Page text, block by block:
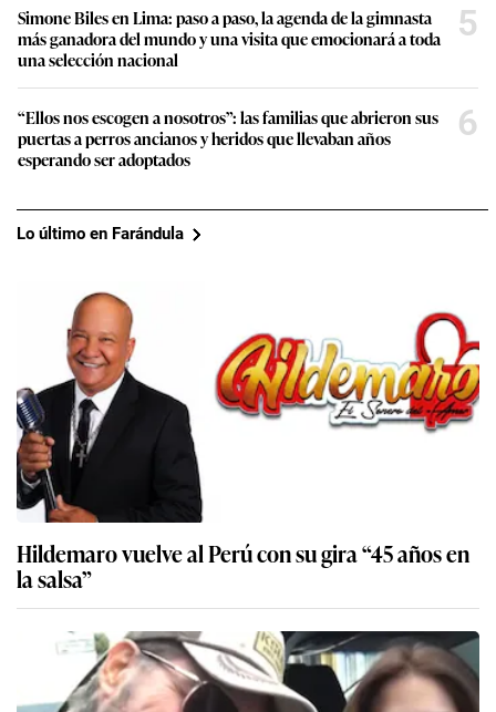
Simone Biles en Lima: paso a paso, la agenda de la gimnasta
más ganadora del mundo y una visita que emocionará a toda
una selección nacional
5
“Ellos nos escogen a nosotros”: las familias que abrieron sus
puertas a perros ancianos y heridos que llevaban años
esperando ser adoptados
6
Lo último en Farándula
Hildemaro vuelve al Perú con su gira “45 años en
la salsa”